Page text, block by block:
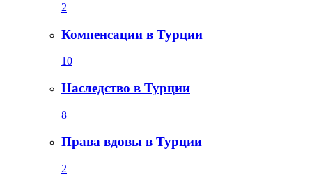
2
Компенсации в Турции
10
Наследство в Турции
8
Права вдовы в Турции
2